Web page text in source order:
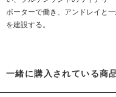
ポーターで働き、アンドレイと
を建設する。
一緒に購入されている商